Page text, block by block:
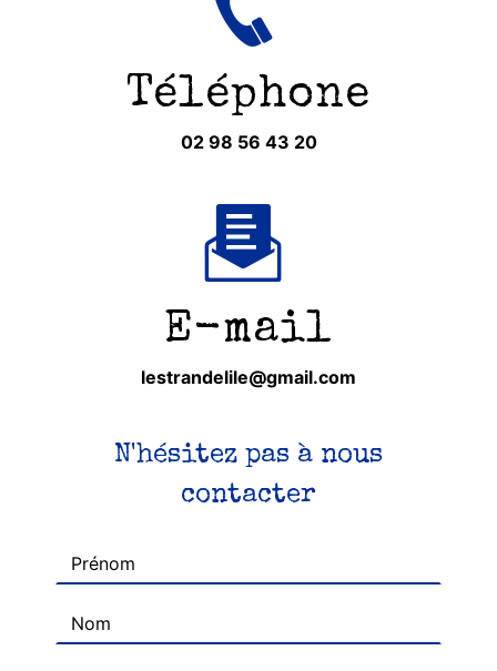
Téléphone
02 98 56 43 20
E-mail
lestrandelile@gmail.com
N'hésitez pas à nous
contacter